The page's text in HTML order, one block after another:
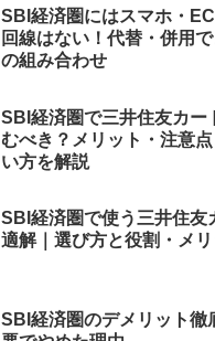
SBI経済圏にはスマホ・
回線はない！代替・併用
の組み合わせ
SBI経済圏で三井住友カー
むべき？メリット・注意
い方を解説
SBI経済圏で使う三井住友
適解｜選び方と役割・メリ
SBI経済圏のデメリット徹